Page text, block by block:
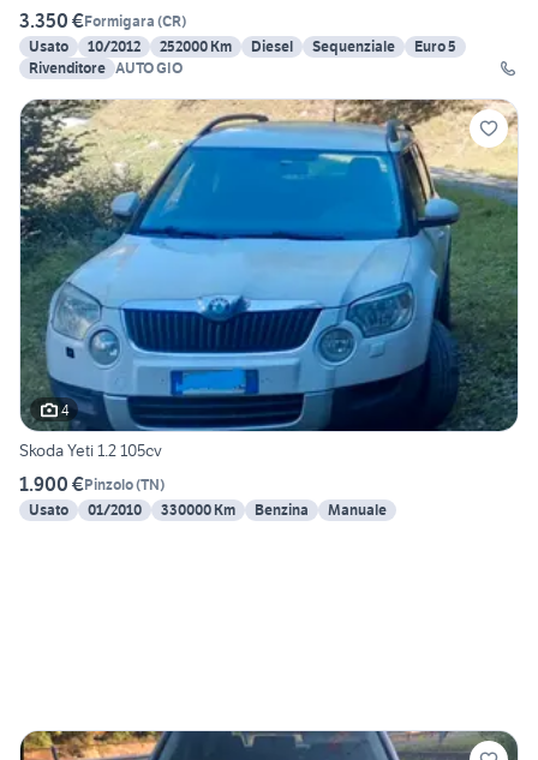
3.350 €Formigara (CR)
Usato
10/2012 252000 Km Diesel Sequenziale
Euro 5
Rivenditore AUTO GIO
4
Skoda Yeti 1.2 105cv
1.900 €Pinzolo(TN)
Usato
01/2010 330000 Km Benzina Manuale